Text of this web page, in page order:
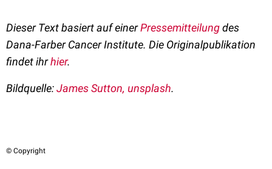
Dieser Text basiert auf einerPressemitteilungdes
Dana-Farber Cancer Institute. Die Originalpublikation
findet ihrhier.
Bildquelle:James Sutton, unsplash.
© Copyright